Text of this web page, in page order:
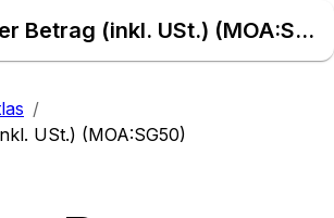
Fälliger Betrag (inkl. USt.) (MOA:SG50) – Daten Atlas
/
USt.) (MOA:SG50)